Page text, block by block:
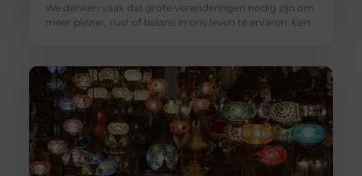
We denken vaak dat grote veranderingen nodig zijn om
meer plezier, rust of balans in ons leven te ervaren. Een